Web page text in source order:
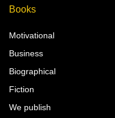
Books
Motivational
Business
Biographical
Fiction
We publish